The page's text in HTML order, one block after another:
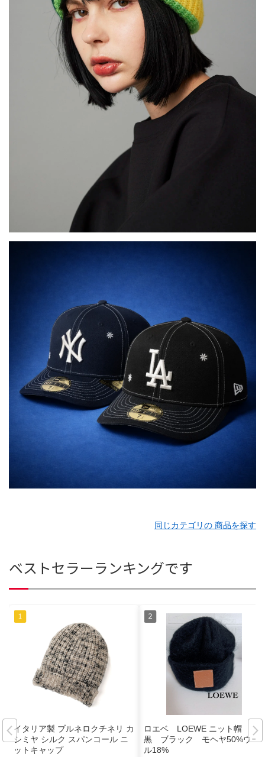
同じカテゴリの 商品を探す
ベストセラーランキングです
イタリア製 ブルネロクチネリ カ
シミヤ シルク スパンコール ニ
ットキャップ
ロエベ LOEWE ニット帽
黒 ブラック モヘヤ50%ウー
ル18%